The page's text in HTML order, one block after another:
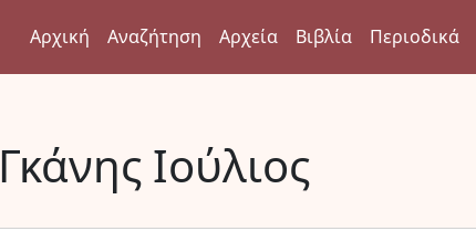
Αρχική Αναζήτηση Αρχεία Βιβλία Περιοδικά
Γκάνης Ιούλιος